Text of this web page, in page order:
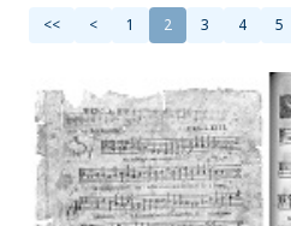
<< < 1 2 3 4 5